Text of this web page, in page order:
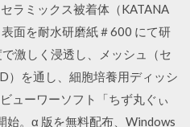
ラミックス被着体（KATANA
面を耐水研磨紙＃600 にて研
激しく浸透し、メッシュ（セ
）を通し、細胞培養用ディッシ
ューワーソフト「ちず丸ぐぃ
始。α 版を無料配布、Windows